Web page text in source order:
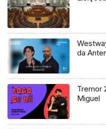
da
Tremor
Miguel